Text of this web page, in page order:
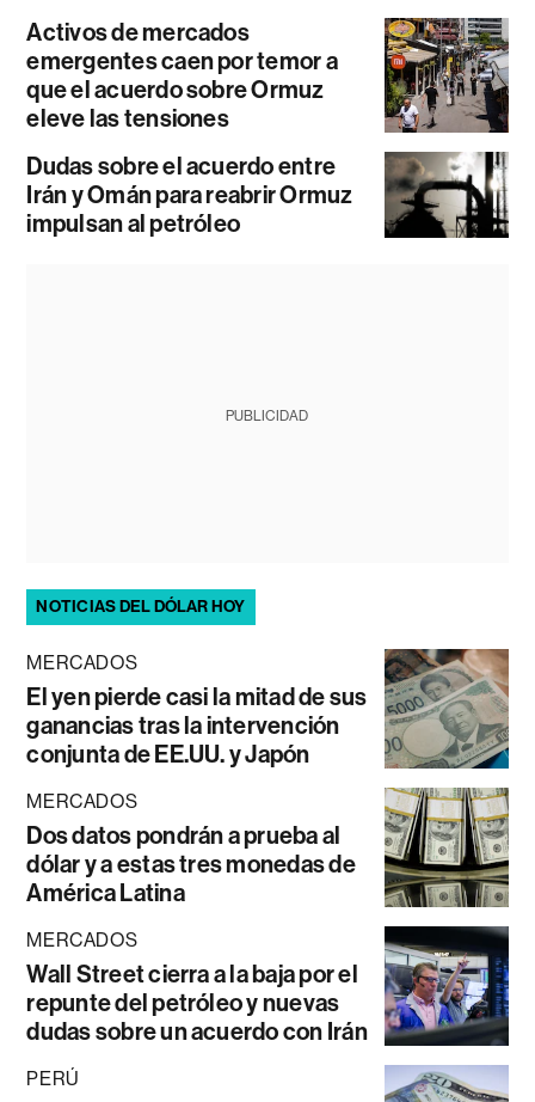
Activos de mercados
emergentes caen por temor a
que el acuerdo sobre Ormuz
eleve las tensiones
Dudas sobre el acuerdo entre
Irán y Omán para reabrir Ormuz
impulsan al petróleo
PUBLICIDAD
NOTICIAS DEL DÓLAR HOY
MERCADOS
El yen pierde casi la mitad de sus
ganancias tras la intervención
conjunta de EE.UU. y Japón
MERCADOS
Dos datos pondrán a prueba al
dólar y a estas tres monedas de
América Latina
MERCADOS
Wall Street cierra a la baja por el
repunte del petróleo y nuevas
dudas sobre un acuerdo con Irán
PERÚ